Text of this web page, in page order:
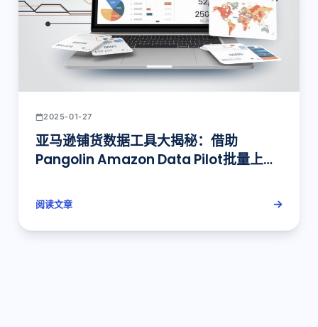
2025-01-27
亚马逊铺货数据工具大揭秘：借助
Pangolin Amazon Data Pilot批量上
阅读文章